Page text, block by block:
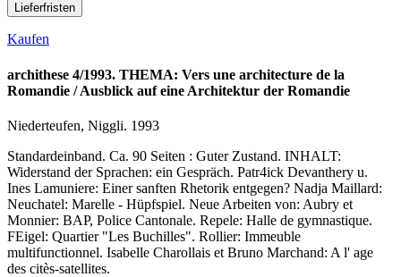
Lieferfristen
Kaufen
archithese 4/1993. THEMA: Vers une architecture de la
Romandie / Ausblick auf eine Architektur der Romandie
Niederteufen, Niggli. 1993
Standardeinband. Ca. 90 Seiten : Guter Zustand. INHALT:
Widerstand der Sprachen: ein Gespräch. Patr4ick Devanthery u.
Ines Lamuniere: Einer sanften Rhetorik entgegen? Nadja Maillard:
Neuchatel: Marelle - Hüpfspiel. Neue Arbeiten von: Aubry et
Monnier: BAP, Police Cantonale. Repele: Halle de gymnastique.
FEigel: Quartier "Les Buchilles". Rollier: Immeuble
multifunctionnel. Isabelle Charollais et Bruno Marchand: A l' age
des citès-satellites.